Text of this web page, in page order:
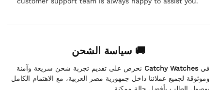
🚚 سياسة الشحن
فيCatchy Watches نحرص على تقديم تجربة شحن سريعة وآمنة
وموثوقة لجميع عملائنا داخل جمهورية مصر العربية، مع الاهتمام الكامل